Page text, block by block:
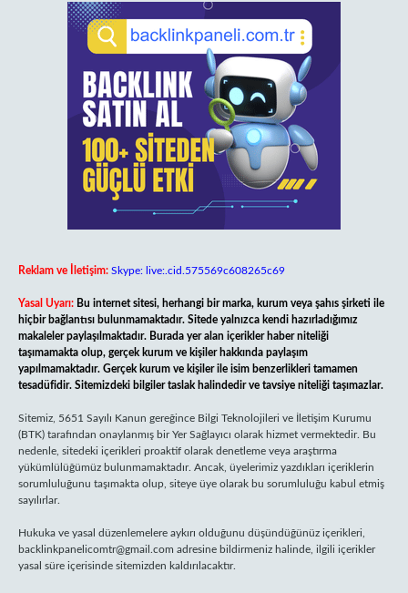
Reklam ve İletişim: Skype: live:.cid.575569c608265c69
Yasal Uyarı: Bu internet sitesi, herhangi bir marka, kurum veya şahıs şirketi ile
hiçbir bağlantısı bulunmamaktadır. Sitede yalnızca kendi hazırladığımız
makaleler paylaşılmaktadır. Burada yer alan içerikler haber niteliği
taşımamakta olup, gerçek kurum ve kişiler hakkında paylaşım
yapılmamaktadır. Gerçek kurum ve kişiler ile isim benzerlikleri tamamen
tesadüfidir. Sitemizdeki bilgiler taslak halindedir ve tavsiye niteliği taşımazlar.
Sitemiz, 5651 Sayılı Kanun gereğince Bilgi Teknolojileri ve İletişim Kurumu
(BTK) tarafından onaylanmış bir Yer Sağlayıcı olarak hizmet vermektedir. Bu
nedenle, sitedeki içerikleri proaktif olarak denetleme veya araştırma
yükümlülüğümüz bulunmamaktadır. Ancak, üyelerimiz yazdıkları içeriklerin
sorumluluğunu taşımakta olup, siteye üye olarak bu sorumluluğu kabul etmiş
sayılırlar.
Hukuka ve yasal düzenlemelere aykırı olduğunu düşündüğünüz içerikleri,
backlinkpanelicomtr@gmail.com adresine bildirmeniz halinde, ilgili içerikler
yasal süre içerisinde sitemizden kaldırılacaktır.